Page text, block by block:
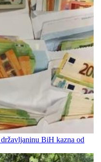
BiH kazna od